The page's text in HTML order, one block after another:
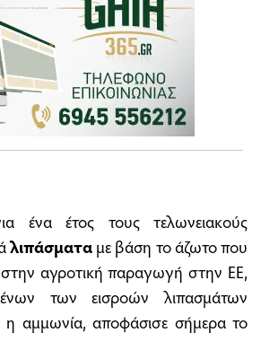
ένα έτος τους τελωνειακούς
λιπάσματαμε βάση το άζωτο που
στην αγροτική παραγωγή στην ΕΕ,
των εισροών λιπασμάτων
αμμωνία, αποφάσισε σήμερα το